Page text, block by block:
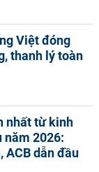
Việt đóng
thanh lý toàn
nhất từ kinh
năm 2026:
ACB dẫn đầu